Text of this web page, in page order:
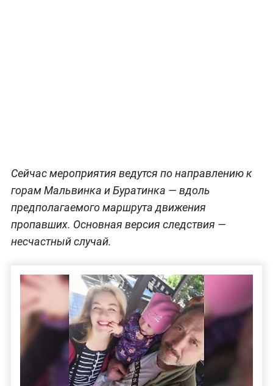
Сейчас мероприятия ведутся по направлению к
горам Мальвинка и Буратинка — вдоль
предполагаемого маршрута движения
пропавших. Основная версия следствия —
несчастный случай.